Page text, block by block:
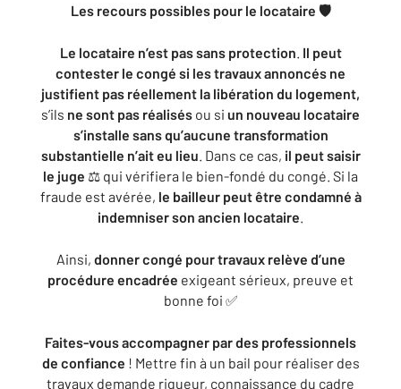
Les recours possibles pour le locataire 🛡️
Le locataire n’est pas sans protection Il peut
contester le congé si les travaux annoncés ne
justifient pas réellement la libération du logement,
s’ils ne sont pas réalisés ou si un nouveau locataire
s’installe sans qu’aucune transformation
substantielle n’ait eu lieu . Dans ce cas, il peut saisir
le juge ⚖️ qui vérifiera le bien-fondé du congé. Si la
fraude est avérée, le bailleur peut être condamné à
indemniser son ancien locataire
Ainsi, donner congé pour travaux relève d’une
procédure encadrée exigeant sérieux, preuve et
bonne foi ✅
Faites-vous accompagner par des professionnels
de confiance ! Mettre fin à un bail pour réaliser des
travaux demande rigueur, connaissance du cadre